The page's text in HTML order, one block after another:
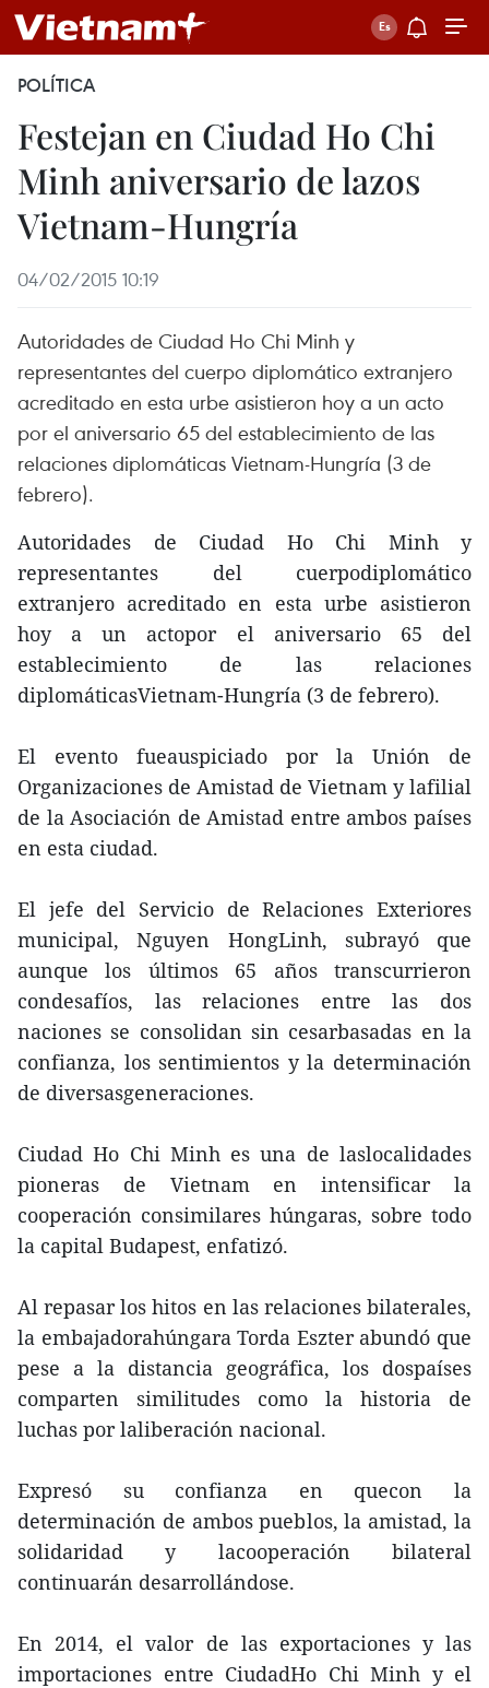
POLÍTICA
Festejan en Ciudad Ho Chi
Minh aniversario de lazos
Vietnam-Hungría
04/02/2015 10:19
Autoridades de Ciudad Ho Chi Minh y
representantes del cuerpo diplomático extranjero
acreditado en esta urbe asistieron hoy a un acto
por el aniversario 65 del establecimiento de las
relaciones diplomáticas Vietnam-Hungría (3 de
febrero).
Autoridades de Ciudad Ho Chi Minh y
representantes del cuerpodiplomático
extranjero acreditado en esta urbe asistieron
hoy a un actopor el aniversario 65 del
establecimiento de las relaciones
diplomáticasVietnam-Hungría (3 de febrero).
El evento fueauspiciado por la Unión de
Organizaciones de Amistad de Vietnam y lafilial
de la Asociación de Amistad entre ambos países
en esta ciudad.
El jefe del Servicio de Relaciones Exteriores
municipal, Nguyen HongLinh, subrayó que
aunque los últimos 65 años transcurrieron
condesafíos, las relaciones entre las dos
naciones se consolidan sin cesarbasadas en la
confianza, los sentimientos y la determinación
de diversasgeneraciones.
Ciudad Ho Chi Minh es una de laslocalidades
pioneras de Vietnam en intensificar la
cooperación consimilares húngaras, sobre todo
la capital Budapest, enfatizó.
Al repasar los hitos en las relaciones bilaterales,
la embajadorahúngara Torda Eszter abundó que
pese a la distancia geográfica, los dospaíses
comparten similitudes como la historia de
luchas por laliberación nacional.
Expresó su confianza en quecon la
determinación de ambos pueblos, la amistad, la
solidaridad y lacooperación bilateral
continuarán desarrollándose.
En 2014, el valor de las exportaciones y las
importaciones entre CiudadHo Chi Minh y el